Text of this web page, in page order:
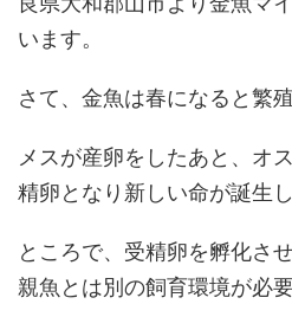
います。
さて、金魚は春になると繁
メスが産卵をしたあと、オ
精卵となり新しい命が誕生し
ところで、受精卵を孵化さ
親魚とは別の飼育環境が必